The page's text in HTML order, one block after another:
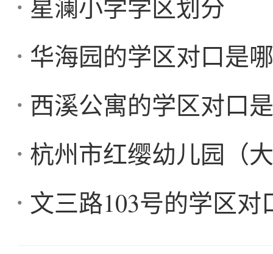
星澜小学学区划分
华海园的学区对口是
西溪公寓的学区对口
杭州市红缨幼儿园（
文三路103号的学区